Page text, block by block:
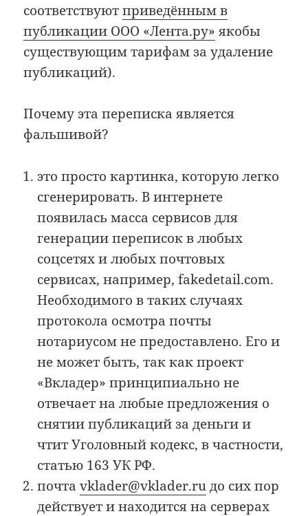
соответствуютприведённым в
публикации ООО «Лента.ру» якобы
существующим тарифам за удаление
публикаций).
Почему эта переписка является
фальшивой?
это просто картинка, которую легко
сгенерировать. В интернете
появилась масса сервисов для
генерации переписок в любых
соцсетях и любых почтовых
сервисах, например, fakedetail.com.
Необходимого в таких случаях
протокола осмотра почты
нотариусом не предоставлено. Его и
не может быть, так как проект
«Вкладер» принципиально не
отвечает на любые предложения о
снятии публикаций за деньги и
чтит Уголовный кодекс, в частности,
статью 163 УК РФ.
почтаvklader@vklader.ruдо сих пор
действует и находится на серверах